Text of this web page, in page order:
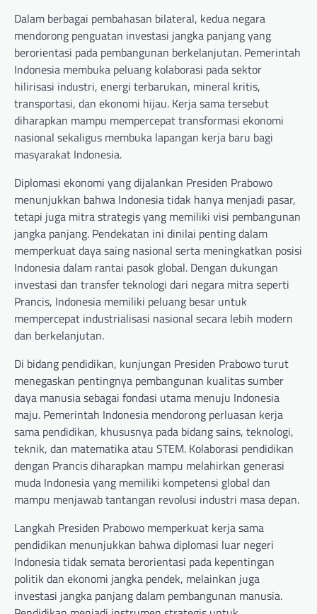
Dalam berbagai pembahasan bilateral, kedua negara
mendorong penguatan investasi jangka panjang yang
berorientasi pada pembangunan berkelanjutan. Pemerintah
Indonesia membuka peluang kolaborasi pada sektor
hilirisasi industri, energi terbarukan, mineral kritis,
transportasi, dan ekonomi hijau. Kerja sama tersebut
diharapkan mampu mempercepat transformasi ekonomi
nasional sekaligus membuka lapangan kerja baru bagi
masyarakat Indonesia.
Diplomasi ekonomi yang dijalankan Presiden Prabowo
menunjukkan bahwa Indonesia tidak hanya menjadi pasar,
tetapi juga mitra strategis yang memiliki visi pembangunan
jangka panjang. Pendekatan ini dinilai penting dalam
memperkuat daya saing nasional serta meningkatkan posisi
Indonesia dalam rantai pasok global. Dengan dukungan
investasi dan transfer teknologi dari negara mitra seperti
Prancis, Indonesia memiliki peluang besar untuk
mempercepat industrialisasi nasional secara lebih modern
dan berkelanjutan.
Di bidang pendidikan, kunjungan Presiden Prabowo turut
menegaskan pentingnya pembangunan kualitas sumber
daya manusia sebagai fondasi utama menuju Indonesia
maju. Pemerintah Indonesia mendorong perluasan kerja
sama pendidikan, khususnya pada bidang sains, teknologi,
teknik, dan matematika atau STEM. Kolaborasi pendidikan
dengan Prancis diharapkan mampu melahirkan generasi
muda Indonesia yang memiliki kompetensi global dan
mampu menjawab tantangan revolusi industri masa depan.
Langkah Presiden Prabowo memperkuat kerja sama
pendidikan menunjukkan bahwa diplomasi luar negeri
Indonesia tidak semata berorientasi pada kepentingan
politik dan ekonomi jangka pendek, melainkan juga
investasi jangka panjang dalam pembangunan manusia.